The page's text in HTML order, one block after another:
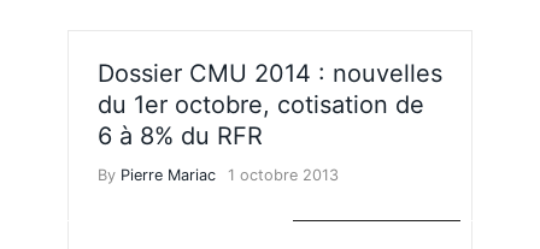
Dossier CMU 2014 : nouvelles
du 1er octobre, cotisation de
6 à 8% du RFR
By Pierre Mariac 1 octobre 2013